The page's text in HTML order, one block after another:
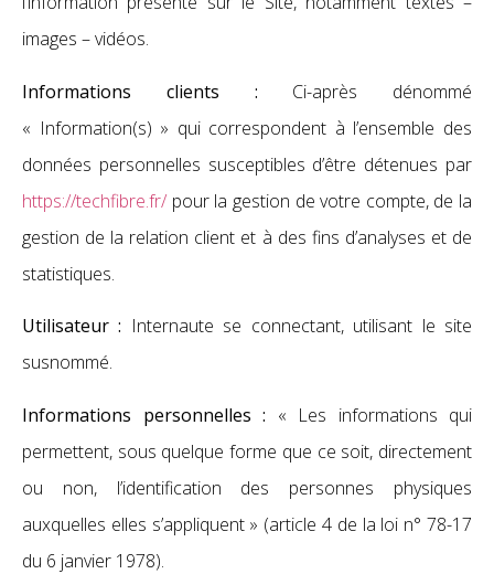
images – vidéos.
Informations clients : Ci-après dénommé
« Information(s) » qui correspondent à l’ensemble des
données personnelles susceptibles d’être détenues par
https://techfibre.fr/ pour la gestion de votre compte, de la
gestion de la relation client et à des fins d’analyses et de
statistiques.
Utilisateur : Internaute se connectant, utilisant le site
susnommé.
Informations personnelles : « Les informations qui
permettent, sous quelque forme que ce soit, directement
ou non, l’identification des personnes physiques
auxquelles elles s’appliquent » (article 4 de la loi n° 78-17
du 6 janvier 1978).